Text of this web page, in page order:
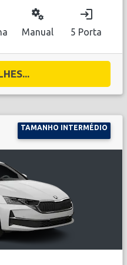
miscellaneous_services
Manual
login
5 Porta
TAMANHO INTERMÉDIO